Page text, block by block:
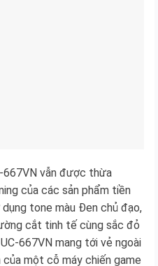
667VN vẫn được thừa
của các sản phẩm tiền
tone màu Đen chủ đạo,
cắt tinh tế cùng sắc đỏ
667VN mang tới vẻ ngoài
một cỗ máy chiến game